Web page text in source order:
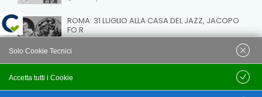
ROMA: 31 LUGLIO ALLA CASA DEL JAZZ, JACOPO
FO R
VELEIA: NOTTI A VELEIA 2026: OMAGGIO A DARIO
FO
Accetta tutti i Cookie
Solo Cookie Tecnici
Salva